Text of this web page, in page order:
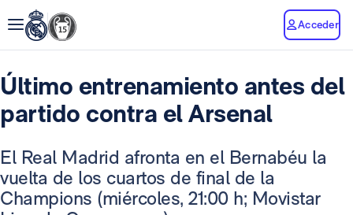
Acceder
Último entrenamiento antes del
partido contra el Arsenal
El Real Madrid afronta en el Bernabéu la
vuelta de los cuartos de final de la
Champions (miércoles, 21:00 h; Movistar